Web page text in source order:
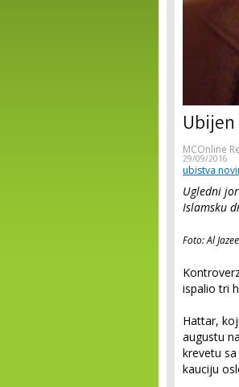
MCOnline
29/09/2016
ubistva
Ugledni
Islamsku
Foto: Al
ispalio tri
Hattar,
augustu
krevetu
kauciju